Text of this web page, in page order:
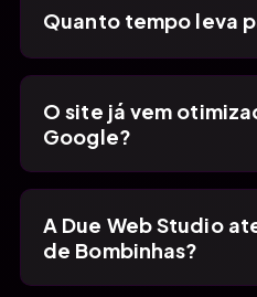
Quanto tempo leva
O site já vem
Google?
A Due Web Studio
de Bombinhas?